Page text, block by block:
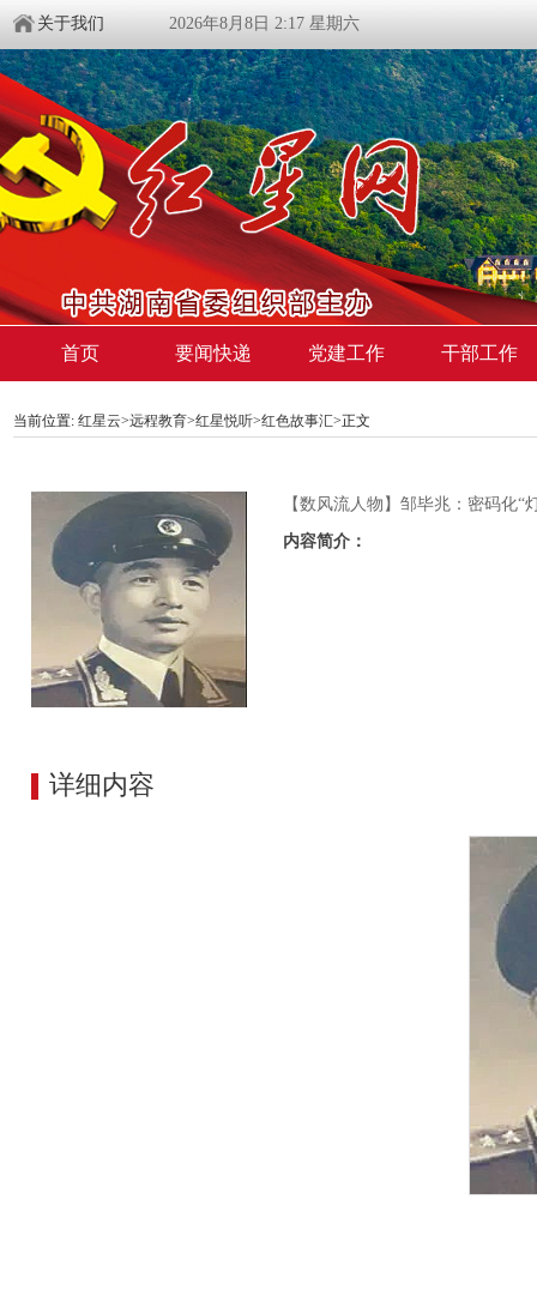
关于我们 2026年8月8日 2:17 星期六
首页 要闻快递 党建工作 干部工作
当前位置: 红星云>远程教育>红星悦听>红色故事汇>正文
【数风流人物】邹毕兆：密码化“
内容简介：
详细内容